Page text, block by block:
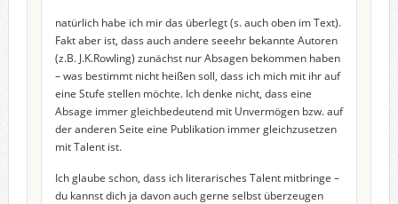
natürlich habe ich mir das überlegt (s. auch oben im Text).
Fakt aber ist, dass auch andere seeehr bekannte Autoren
(z.B. J.K.Rowling) zunächst nur Absagen bekommen haben
– was bestimmt nicht heißen soll, dass ich mich mit ihr auf
eine Stufe stellen möchte. Ich denke nicht, dass eine
Absage immer gleichbedeutend mit Unvermögen bzw. auf
der anderen Seite eine Publikation immer gleichzusetzen
mit Talent ist.
Ich glaube schon, dass ich literarisches Talent mitbringe –
du kannst dich ja davon auch gerne selbst überzeugen